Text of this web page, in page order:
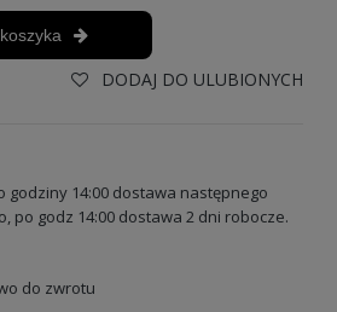
DODAJ DO ULUBIONYCH
godziny 14:00 dostawa następnego
po godz 14:00 dostawa 2 dni robocze.
do zwrotu